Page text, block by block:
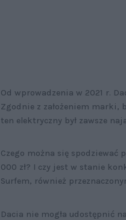
Od wprowadzenia w 2021 r.
Zgodnie z założeniem marki,
ten elektryczny był zawsze
Czego można się
000 zł? I czy jest w stanie
Surfem, również
Dacia nie mogła udostępnić